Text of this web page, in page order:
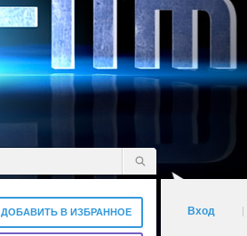
ДОБАВИТЬ В ИЗБРАННОЕ Вход